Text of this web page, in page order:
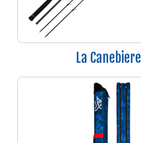
La Canebiere